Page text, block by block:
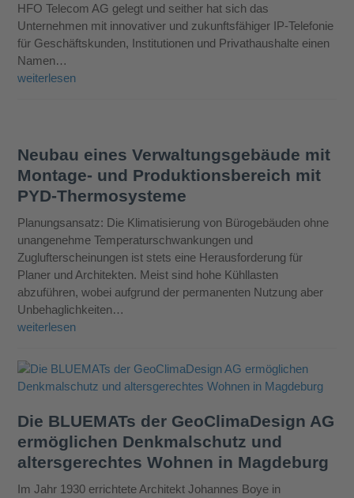
HFO Telecom AG gelegt und seither hat sich das
Unternehmen mit innovativer und zukunftsfähiger IP-Telefonie
für Geschäftskunden, Institutionen und Privathaushalte einen
Namen…
weiterlesen
Neubau eines Verwaltungsgebäude mit
Montage- und Produktionsbereich mit
PYD-Thermosysteme
Planungsansatz: Die Klimatisierung von Bürogebäuden ohne
unangenehme Temperaturschwankungen und
Zuglufterscheinungen ist stets eine Herausforderung für
Planer und Architekten. Meist sind hohe Kühllasten
abzuführen, wobei aufgrund der permanenten Nutzung aber
Unbehaglichkeiten…
weiterlesen
Die BLUEMATs der GeoClimaDesign AG
ermöglichen Denkmalschutz und
altersgerechtes Wohnen in Magdeburg
Im Jahr 1930 errichtete Architekt Johannes Boye in